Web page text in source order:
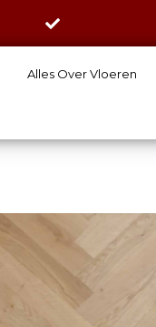
Alles Over Vloeren